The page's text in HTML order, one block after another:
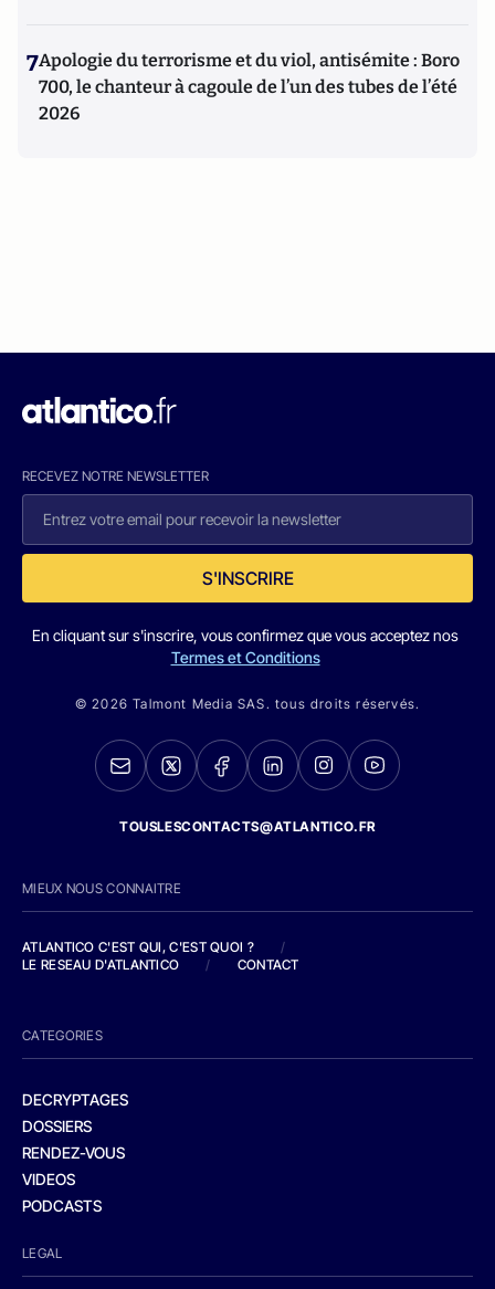
7Apologie du terrorisme et du viol, antisémite : Boro
700, le chanteur à cagoule de l’un des tubes de l’été
2026
RECEVEZ NOTRE NEWSLETTER
S'INSCRIRE
En cliquant sur s'inscrire, vous confirmez que vous acceptez nos
Termes et Conditions
© 2026 Talmont Media SAS. tous droits réservés.
TOUSLESCONTACTS@ATLANTICO.FR
MIEUX NOUS CONNAITRE
ATLANTICO C'EST QUI, C'EST QUOI ?
/
LE RESEAU D'ATLANTICO
/ CONTACT
CATEGORIES
DECRYPTAGES
DOSSIERS
RENDEZ-VOUS
VIDEOS
PODCASTS
LEGAL